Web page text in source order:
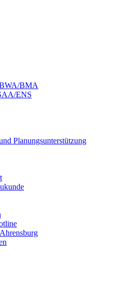
BMA
ENS
Planungsunterstützung